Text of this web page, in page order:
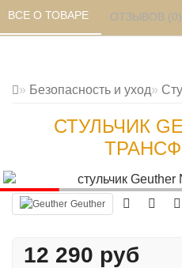
Безопасность и уход
СТУЛЬЧИК
ВСЕ О ТОВАРЕ ОТЗЫВОВ (0)
Geuther
12 290 руб